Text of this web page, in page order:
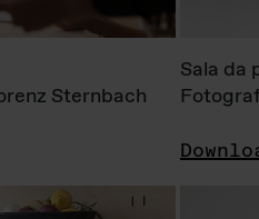
Sternbach
Sala da